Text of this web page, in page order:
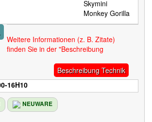
Weitere Informationen (z. B. Zitate)
finden Sie in der "Beschreibung
Beschreibung Technik
16H10
NEUWARE